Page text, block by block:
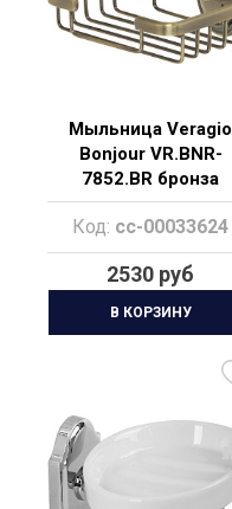
Мыльница Veragio
Bonjour VR.BNR-
7852.BR бронза
Код: cc-00033624
2530 руб
В КОРЗИНУ